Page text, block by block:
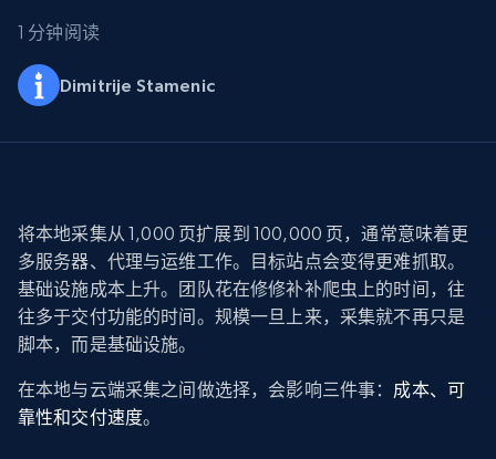
1 分钟阅读
Dimitrije Stamenic
将本地采集从 1,000 页扩展到 100,000 页，通常意味着更
多服务器、代理与运维工作。目标站点会变得更难抓取。
基础设施成本上升。团队花在修修补补爬虫上的时间，往
往多于交付功能的时间。规模一旦上来，采集就不再只是
脚本，而是基础设施。
在本地与云端采集之间做选择，会影响三件事： 成本、可
靠性和交付速度。